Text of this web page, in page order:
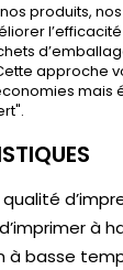
nos produits,
approche
mais
à
à basse